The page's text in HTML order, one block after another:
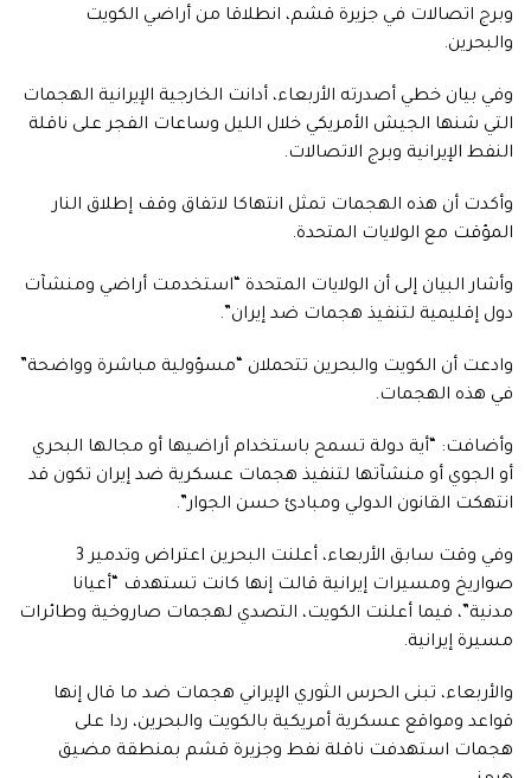
وبرج اتصالات في جزيرة قشم، انطلاقا من أراضي الكويت
والبحرين.
وفي بيان خطي أصدرته الأربعاء، أدانت الخارجية الإيرانية الهجمات
التي شنها الجيش الأمريكي خلال الليل وساعات الفجر على ناقلة
النفط الإيرانية وبرج الاتصالات.
وأكدت أن هذه الهجمات تمثل انتهاكا لاتفاق وقف إطلاق النار
المؤقت مع الولايات المتحدة.
وأشار البيان إلى أن الولايات المتحدة “استخدمت أراضي ومنشآت
دول إقليمية لتنفيذ هجمات ضد إيران”.
وادعت أن الكويت والبحرين تتحملان “مسؤولية مباشرة وواضحة”
في هذه الهجمات.
وأضافت: “أية دولة تسمح باستخدام أراضيها أو مجالها البحري
أو الجوي أو منشآتها لتنفيذ هجمات عسكرية ضد إيران تكون قد
انتهكت القانون الدولي ومبادئ حسن الجوار”.
وفي وقت سابق الأربعاء، أعلنت البحرين اعتراض وتدمير 3
صواريخ ومسيرات إيرانية قالت إنها كانت تستهدف “أعيانا
مدنية”، فيما أعلنت الكويت، التصدي لهجمات صاروخية وطائرات
مسيرة إيرانية.
والأربعاء، تبنى الحرس الثوري الإيراني هجمات ضد ما قال إنها
قواعد ومواقع عسكرية أمريكية بالكويت والبحرين، ردا على
هجمات استهدفت ناقلة نفط وجزيرة قشم بمنطقة مضيق